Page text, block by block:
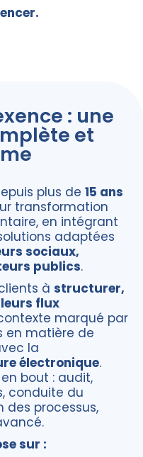
: une
et
plus de 15 ans
transformation
en intégrant
adaptées
sociaux,
publics.
à structurer,
flux
marqué par
en matière de
la
électronique.
bout : audit,
conduite du
processus,
sur :